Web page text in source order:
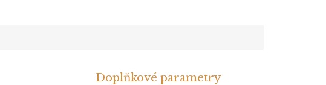
Doplňkové parametry